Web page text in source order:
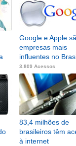
Google e Apple
empresas mais
influentes no
3.809 Acessos
83,4 milhões de
brasileiros têm
à internet